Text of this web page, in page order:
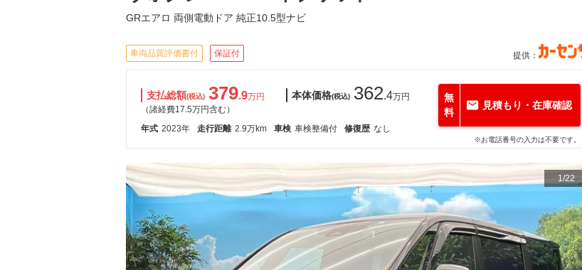
GRエアロ 両側電動ドア 純正10.5型ナビ
車両品質評価書付 保証付 提供：
支払総額(税込) 379.9万円
（諸経費17.5万円含む）
本体価格(税込) 362.4万円
年式 2023年 走行距離 2.9万km 車検 車検整備付 修復歴 なし
無
料
見積もり・在庫確認
※お電話番号の入力は不要です。
1/22